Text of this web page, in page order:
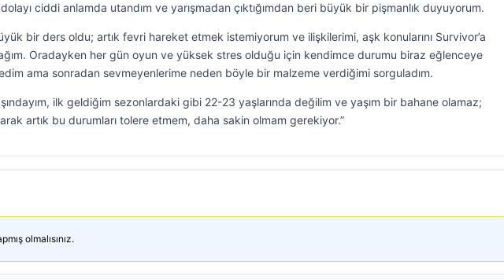
ciddi anlamda utandım ve yarışmadan çıktığımdan beri büyük bir pişmanlık duyuyorum.
bir ders oldu; artık fevri hareket etmek istemiyorum ve ilişkilerimi, aşk konularını Survivor’a
Oradayken her gün oyun ve yüksek stres olduğu için kendimce durumu biraz eğlenceye
ama sonradan sevmeyenlerime neden böyle bir malzeme verdiğimi sorguladım.
ilk geldiğim sezonlardaki gibi 22-23 yaşlarında değilim ve yaşım bir bahane olamaz;
artık bu durumları tolere etmem, daha sakin olmam gerekiyor.”
olmalısınız.